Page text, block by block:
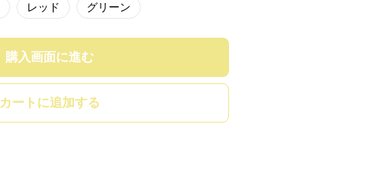
レッド グリーン
購入画面に進む
カートに追加する